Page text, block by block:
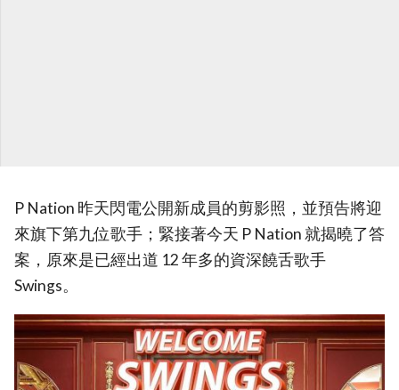
P Nation 昨天閃電公開新成員的剪影照，並預告將迎
來旗下第九位歌手；緊接著今天 P Nation 就揭曉了答
案，原來是已經出道 12 年多的資深饒舌歌手
Swings。